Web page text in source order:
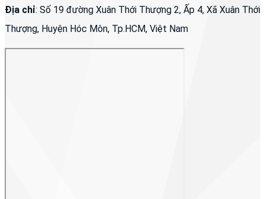
Địa chỉ: Số 19 đường Xuân Thới Thượng 2, Ấp 4, Xã Xuân Thới
Thượng, Huyện Hóc Môn, Tp.HCM, Việt Nam